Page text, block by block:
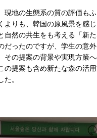
現地の生態系の質の評価も
よりも、韓国の原風景を感
自然の共生をも考える「新
だったのですが、学生の意
その提案の背景や実現方策
の提案も含め新たな森の活
。